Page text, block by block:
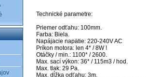
Technické parametre:
Priemer odťahu: 100mm.
Farba: Biela.
Napájacie napätie: 220-240V AC
Príkon motora: len 4* / 8W !
Otáčky / min.: 1100* / 2600.
Max. sací výkon: 36* / 115m3 / hod.
Max. tlak: 29 Pa.
Max. dĺžka odťahu: 3m.